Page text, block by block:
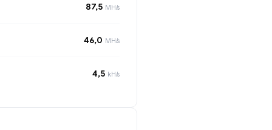
87,5 MH/s
46,0 MH/s
4,5 kH/s